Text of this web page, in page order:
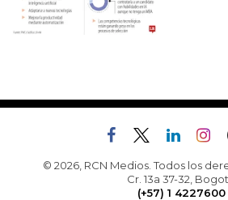
© 2026, RCN Medios. Todos los
Cr. 13a 37-32,
(+57) 1 4227600